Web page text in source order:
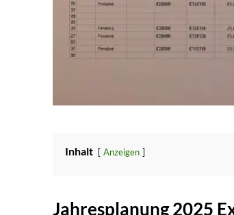
Inhalt Anzeigen
Jahresplanung 2025